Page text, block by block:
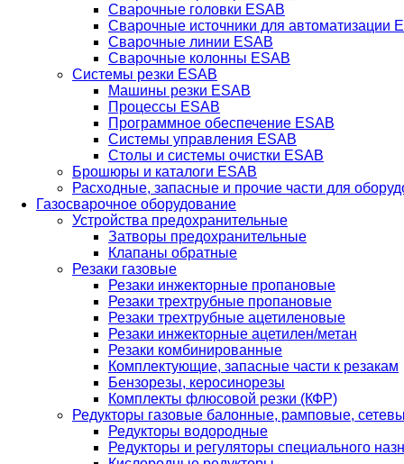
Сварочные головки ESAB
Сварочные источники для автоматизации
Сварочные линии ESAB
Сварочные колонны ESAB
Системы резки ESAB
Машины резки ESAB
Процессы ESAB
Программное обеспечение ESAB
Системы управления ESAB
Столы и системы очистки ESAB
Брошюры и каталоги ESAB
Расходные, запасные и прочие части для
Газосварочное оборудование
Устройства предохранительные
Затворы предохранительные
Клапаны обратные
Резаки газовые
Резаки инжекторные пропановые
Резаки трехтрубные пропановые
Резаки трехтрубные ацетиленовые
Резаки инжекторные ацетилен/метан
Резаки комбинированные
Комплектующие, запасные части к резакам
Бензорезы, керосинорезы
Комплекты флюсовой резки (КФР)
Редукторы газовые балонные, рамповые,
Редукторы водородные
Редукторы и регуляторы специального